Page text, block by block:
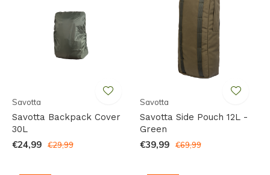
Savotta
Savotta Backpack Cover
30L
€24,99 €29,99
Savotta
Savotta Side Pouch 12L -
Green
€39,99 €69,99